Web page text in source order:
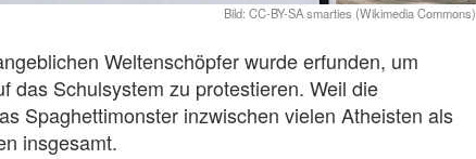
CC-BY-SA smarties (Wikimedia Commons)
Weltenschöpfer wurde erfunden, um
das Schulsystem zu protestieren. Weil die
Spaghettimonster inzwischen vielen Atheisten als
insgesamt.